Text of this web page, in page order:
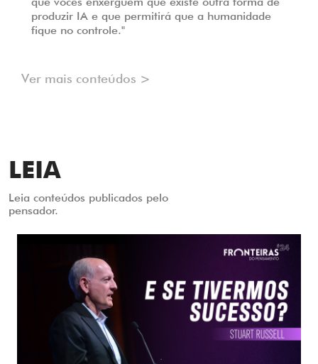
produzir IA e que permitirá que a humanidade
fique no controle."
Ver mais conteúdos >
LEIA
Leia conteúdos publicados pelo
pensador.